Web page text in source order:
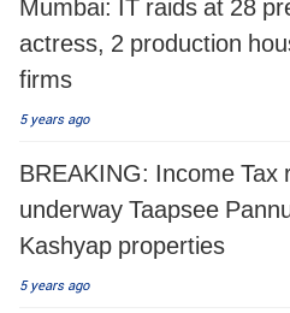
actress, 2 production
firms
5 years ago
BREAKING: Income Tax
underway Taapsee
Kashyap properties
5 years ago